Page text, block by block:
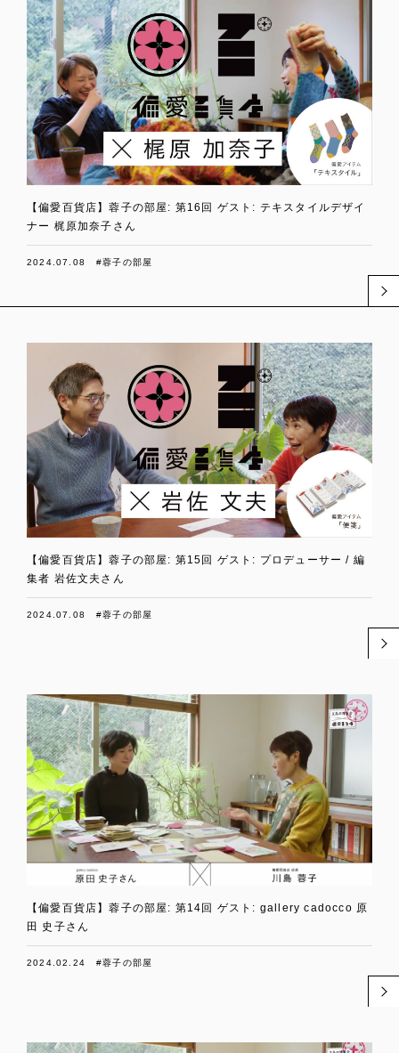
【偏愛百貨店】蓉子の部屋: 第16回 ゲスト: テキスタイルデザイ
ナー 梶原加奈子さん
2024.07.08 #蓉子の部屋
【偏愛百貨店】蓉子の部屋: 第15回 ゲスト: プロデューサー / 編
集者 岩佐文夫さん
2024.07.08 #蓉子の部屋
【偏愛百貨店】蓉子の部屋: 第14回 ゲスト: gallery cadocco 原
田 史子さん
2024.02.24 #蓉子の部屋